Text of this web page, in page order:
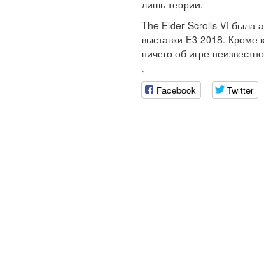
лишь теории.
The Elder Scrolls VI была
выставки E3 2018. Кроме
ничего об игре
`
Facebook Twitter